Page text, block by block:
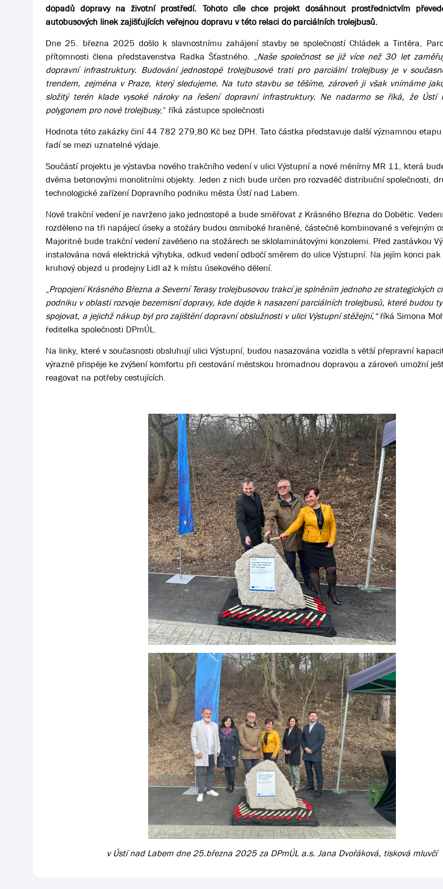
dopadů dopravy na životní prostředí. Tohoto cíle chce projekt dosáhnout prostřednictvím
autobusových linek zajišťujících veřejnou dopravu v této relaci do parciálních trolejbusů.
Dne 25. března 2025 došlo k slavnostnímu zahájení stavby se společností Chládek a Tintěra,
přítomnosti člena představenstva Radka Šťastného. „Naše společnost se již více než 30 let
dopravní infrastruktury. Budování jednostopé trolejbusové trati pro parciální trolejbusy je v
trendem, zejména v Praze, který sledujeme. Na tuto stavbu se těšíme, zároveň ji však vnímáme
složitý terén klade vysoké nároky na řešení dopravní infrastruktury. Ne nadarmo se říká, že Ústí
polygonem pro nové trolejbusy,“ říká zástupce společnosti
Hodnota této zakázky činí 44 782 279,80 Kč bez DPH. Tato částka představuje další významnou
řadí se mezi uznatelné výdaje.
Součástí projektu je výstavba nového trakčního vedení v ulici Výstupní a nové měnírny MR 11, která
dvěma betonovými monolitními objekty. Jeden z nich bude určen pro rozvaděč distribuční společnosti,
technologické zařízení Dopravního podniku města Ústí nad Labem.
Nové trakční vedení je navrženo jako jednostopé a bude směřovat z Krásného Března do Dobětic.
rozděleno na tři napájecí úseky a stožáry budou osmiboké hraněné, částečně kombinované s veřejným
Majoritně bude trakční vedení zavěšeno na stožárech se sklolaminátovými konzolemi. Před zastávkou
instalována nová elektrická výhybka, odkud vedení odbočí směrem do ulice Výstupní. Na jejím konci pak
kruhový objezd u prodejny Lidl až k místu úsekového dělení.
„Propojení Krásného Března a Severní Terasy trolejbusovou trakcí je splněním jednoho ze strategických
podniku v oblasti rozvoje bezemisní dopravy, kde dojde k nasazení parciálních trolejbusů, které budou
spojovat, a jejichž nákup byl pro zajištění dopravní obslužnosti v ulici Výstupní stěžejní,“říká Simona
ředitelka společnosti DPmÚL.
Na linky, které v současnosti obsluhují ulici Výstupní, budou nasazována vozidla s větší přepravní
výrazně přispěje ke zvýšení komfortu při cestování městskou hromadnou dopravou a zároveň umožní
reagovat na potřeby cestujících.
v Ústí nad Labem dne 25.března 2025 za DPmÚL a.s. Jana Dvořáková, tisková mluvčí